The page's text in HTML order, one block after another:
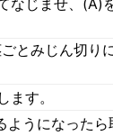
なじませ、(A)
とみじん切り
ます。
うになったら